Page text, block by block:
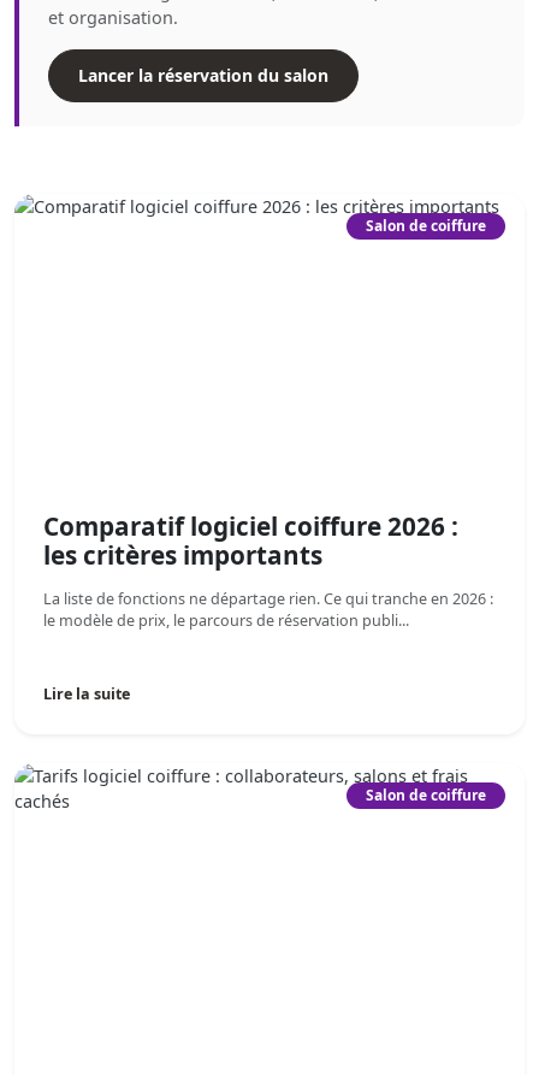
et organisation.
Lancer la réservation du salon
Salon de coiffure
Comparatif logiciel coiffure 2026 :
les critères importants
La liste de fonctions ne départage rien. Ce qui tranche en 2026 :
le modèle de prix, le parcours de réservation publi...
Lire la suite
Salon de coiffure